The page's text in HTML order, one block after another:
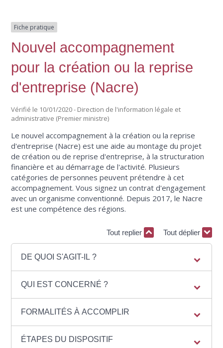
Fiche pratique
Nouvel accompagnement
pour la création ou la reprise
d'entreprise (Nacre)
Vérifié le 10/01/2020 - Direction de l'information légale et
administrative (Premier ministre)
Le nouvel accompagnement à la création ou la reprise
d'entreprise (Nacre) est une aide au montage du projet
de création ou de reprise d'entreprise, à la structuration
financière et au démarrage de l'activité. Plusieurs
catégories de personnes peuvent prétendre à cet
accompagnement. Vous signez un contrat d'engagement
avec un organisme conventionné. Depuis 2017, le Nacre
est une compétence des régions.
Tout replier Tout déplier
DE QUOI S'AGIT-IL ?
QUI EST CONCERNÉ ?
FORMALITÉS À ACCOMPLIR
ÉTAPES DU DISPOSITIF